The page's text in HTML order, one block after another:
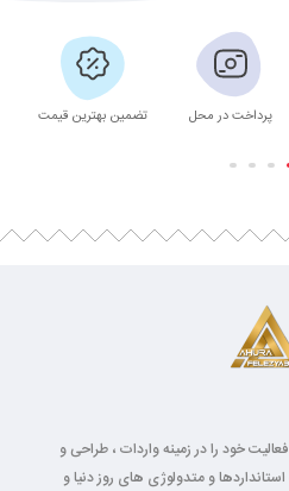
پرداخت در محل تضمین بهترین قیمت
فلزیاب با بیش از 20 سال فعالیت خود را در زمینه واردات ، طراحی و
و متدولوژی های روز دنیا و